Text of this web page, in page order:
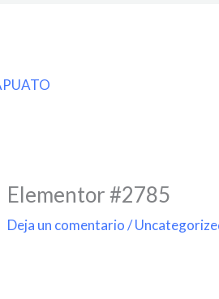
Elementor #2785
Deja un comentario /